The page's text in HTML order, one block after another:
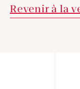
Revenir à la